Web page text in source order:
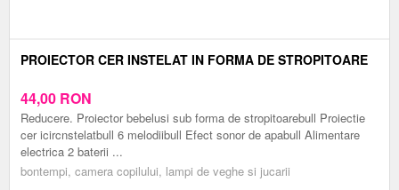
PROIECTOR CER INSTELAT IN FORMA DE STROPITOARE
44,00 RON
Reducere. Proiector bebelusi sub forma de stropitoarebull Proiectie
cer icircnstelatbull 6 melodiibull Efect sonor de apabull Alimentare
electrica 2 baterii ...
bontempi, camera copilului, lampi de veghe si jucarii